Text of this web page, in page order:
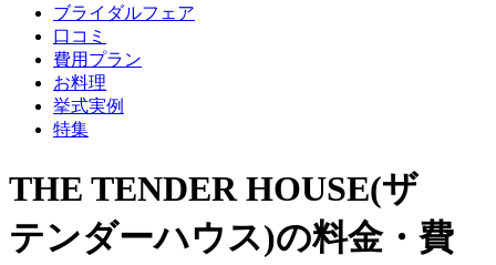
ブライダルフェア
口コミ
費用プラン
お料理
挙式実例
特集
THE TENDER HOUSE(ザ
テンダーハウス)の料金・費